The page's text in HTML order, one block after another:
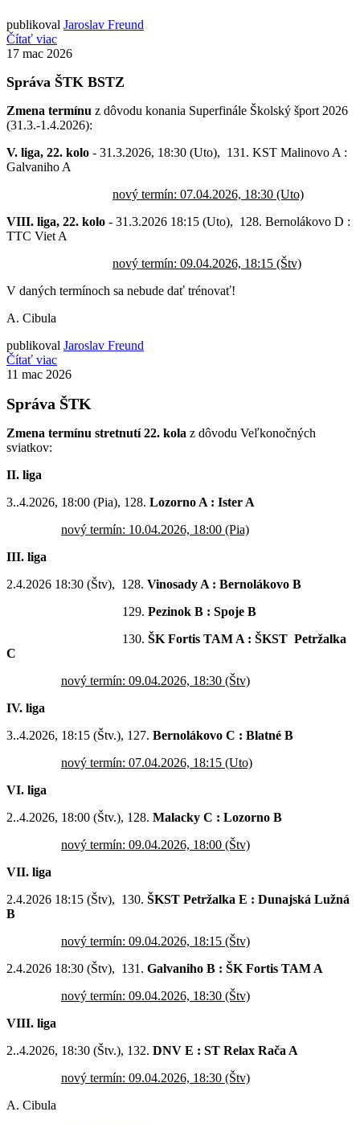
publikoval Jaroslav Freund
Čítať viac
17 mac 2026
Správa ŠTK BSTZ
Zmena termínu z dôvodu konania Superfinále Školský šport 2026
(31.3.-1.4.2026):
V. liga, 22. kolo - 31.3.2026, 18:30 (Uto), 131. KST Malinovo A :
Galvaniho A
nový termín: 07.04.2026, 18:30 (Uto)
VIII. liga, 22. kolo - 31.3.2026 18:15 (Uto), 128. Bernolákovo D :
TTC Viet A
nový termín: 09.04.2026, 18:15 (Štv)
V daných termínoch sa nebude dať trénovať!
A. Cibula
publikoval Jaroslav Freund
Čítať viac
11 mac 2026
Správa ŠTK
Zmena termínu stretnutí 22. kola z dôvodu Veľkonočných
sviatkov:
II. liga
3..4.2026, 18:00 (Pia), 128. Lozorno A : Ister A
nový termín: 10.04.2026, 18:00 (Pia)
III. liga
2.4.2026 18:30 (Štv), 128. Vinosady A : Bernolákovo B
129. Pezinok B : Spoje B
130. ŠK Fortis TAM A : ŠKST Petržalka
C
nový termín: 09.04.2026, 18:30 (Štv)
IV. liga
3..4.2026, 18:15 (Štv.), 127. Bernolákovo C : Blatné B
nový termín: 07.04.2026, 18:15 (Uto)
VI. liga
2..4.2026, 18:00 (Štv.), 128. Malacky C : Lozorno B
nový termín: 09.04.2026, 18:00 (Štv)
VII. liga
2.4.2026 18:15 (Štv), 130. ŠKST Petržalka E : Dunajská Lužná
B
nový termín: 09.04.2026, 18:15 (Štv)
2.4.2026 18:30 (Štv), 131. Galvaniho B : ŠK Fortis TAM A
nový termín: 09.04.2026, 18:30 (Štv)
VIII. liga
2..4.2026, 18:30 (Štv.), 132. DNV E : ST Relax Rača A
nový termín: 09.04.2026, 18:30 (Štv)
A. Cibula